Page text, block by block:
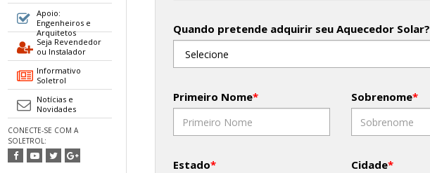
Apoio:
Engenheiros e
Arquitetos
Seja Revendedor
ou Instalador
Informativo
Soletrol
Notícias e
Novidades
CONECTE-SE COM A
SOLETROL:
Quando pretende adquirir seu Aquecedor Solar?
Primeiro Nome* Sobrenome*
Estado* Cidade*